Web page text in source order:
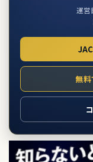
運営
無